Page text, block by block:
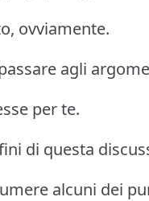
ovviamente.
agli
per te.
di questa
alcuni dei